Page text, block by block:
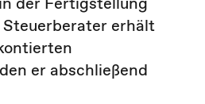
erhält
er abschließend